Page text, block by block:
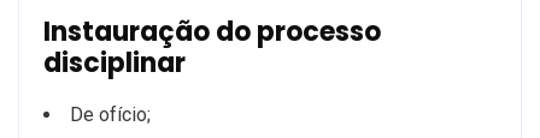
Instauração do processo
disciplinar
De ofício;